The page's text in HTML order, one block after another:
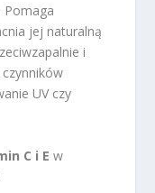
Pomaga
jej naturalną
i
UV czy
C i E w